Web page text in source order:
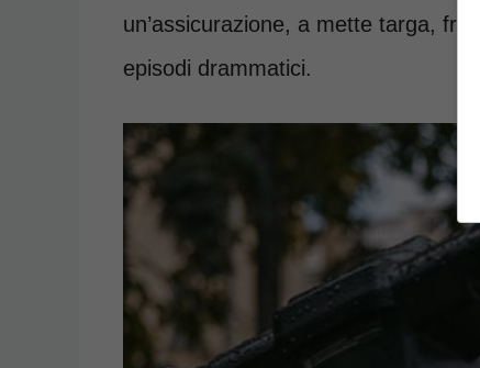
un’assicurazione, a mette targa,
episodi drammatici.